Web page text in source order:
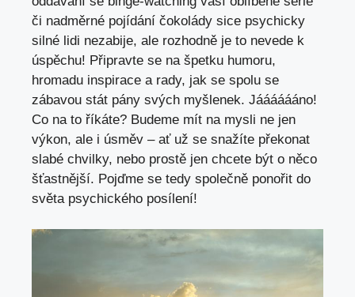
⁢či ​nadměrné pojídání čokolády sice psychicky
silné lidi nezabije, ale⁣ rozhodně je to ‍nevede ⁤k
úspěchu! Připravte​ se na špetku humoru,
⁣hromadu⁣ inspirace a rady,​ jak se spolu se​
zábavou stát pány svých myšlenek. Jááááááno!
Co ⁢na to ⁢říkáte? Budeme​ mít⁢ na mysli ne jen
‍výkon, ⁤ale i úsměv – ať už se snažíte překonat
⁣slabé chvilky, nebo⁤ prostě jen⁣ chcete být o něco
šťastnější. Pojďme se⁣ tedy společně ponořit do
‍světa psychického‍ posílení!